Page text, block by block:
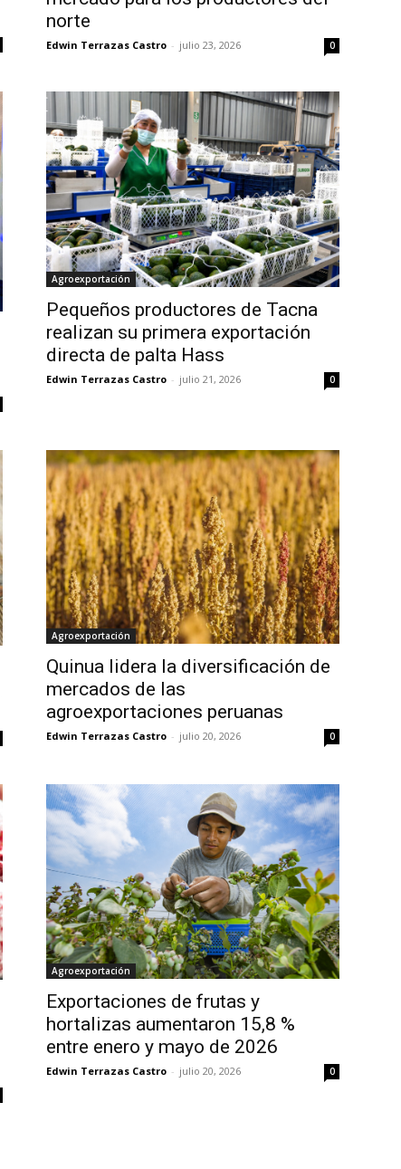
norte
Edwin Terrazas Castro - julio 23, 2026 0
Agroexportación
Pequeños productores de Tacna
realizan su primera exportación
directa de palta Hass
Edwin Terrazas Castro - julio 21, 2026 0
Agroexportación
Quinua lidera la diversificación de
mercados de las
agroexportaciones peruanas
Edwin Terrazas Castro - julio 20, 2026 0
Agroexportación
Exportaciones de frutas y
hortalizas aumentaron 15,8 %
entre enero y mayo de 2026
Edwin Terrazas Castro - julio 20, 2026 0